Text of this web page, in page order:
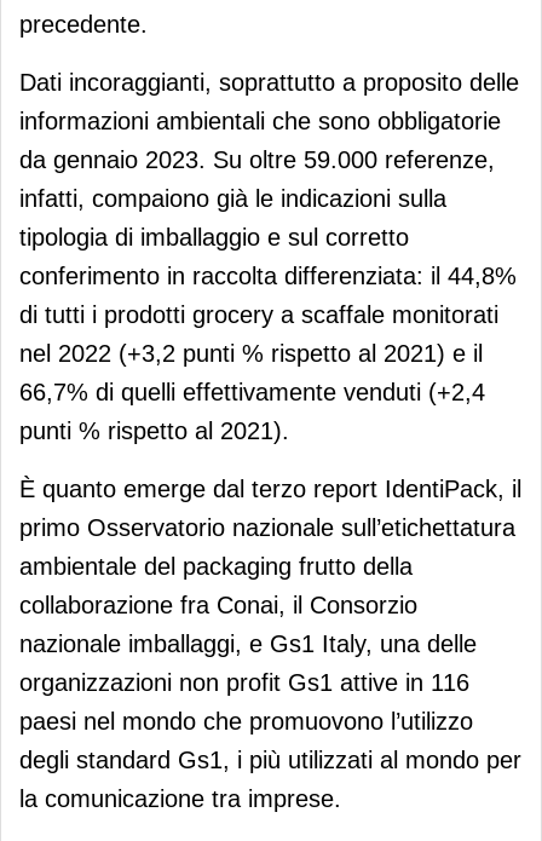
precedente.
Dati incoraggianti, soprattutto a proposito delle
informazioni ambientali che sono obbligatorie
da gennaio 2023. Su oltre 59.000 referenze,
infatti, compaiono già le indicazioni sulla
tipologia di imballaggio e sul corretto
conferimento in raccolta differenziata: il 44,8%
di tutti i prodotti grocery a scaffale monitorati
nel 2022 (+3,2 punti % rispetto al 2021) e il
66,7% di quelli effettivamente venduti (+2,4
punti % rispetto al 2021).
È quanto emerge dal terzo report IdentiPack, il
primo Osservatorio nazionale sull’etichettatura
ambientale del packaging frutto della
collaborazione fra Conai, il Consorzio
nazionale imballaggi, e Gs1 Italy, una delle
organizzazioni non profit Gs1 attive in 116
paesi nel mondo che promuovono l’utilizzo
degli standard Gs1, i più utilizzati al mondo per
la comunicazione tra imprese.